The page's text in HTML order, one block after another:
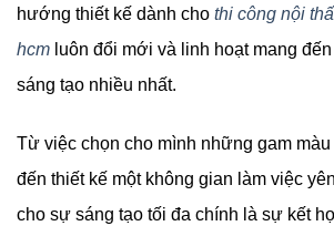
hướng thiết kế dành cho thi công nội
hcm luôn đổi mới và linh hoạt mang
sáng tạo nhiều nhất.
Từ việc chọn cho mình những gam
đến thiết kế một không gian làm việc
cho sự sáng tạo tối đa chính là sự kết